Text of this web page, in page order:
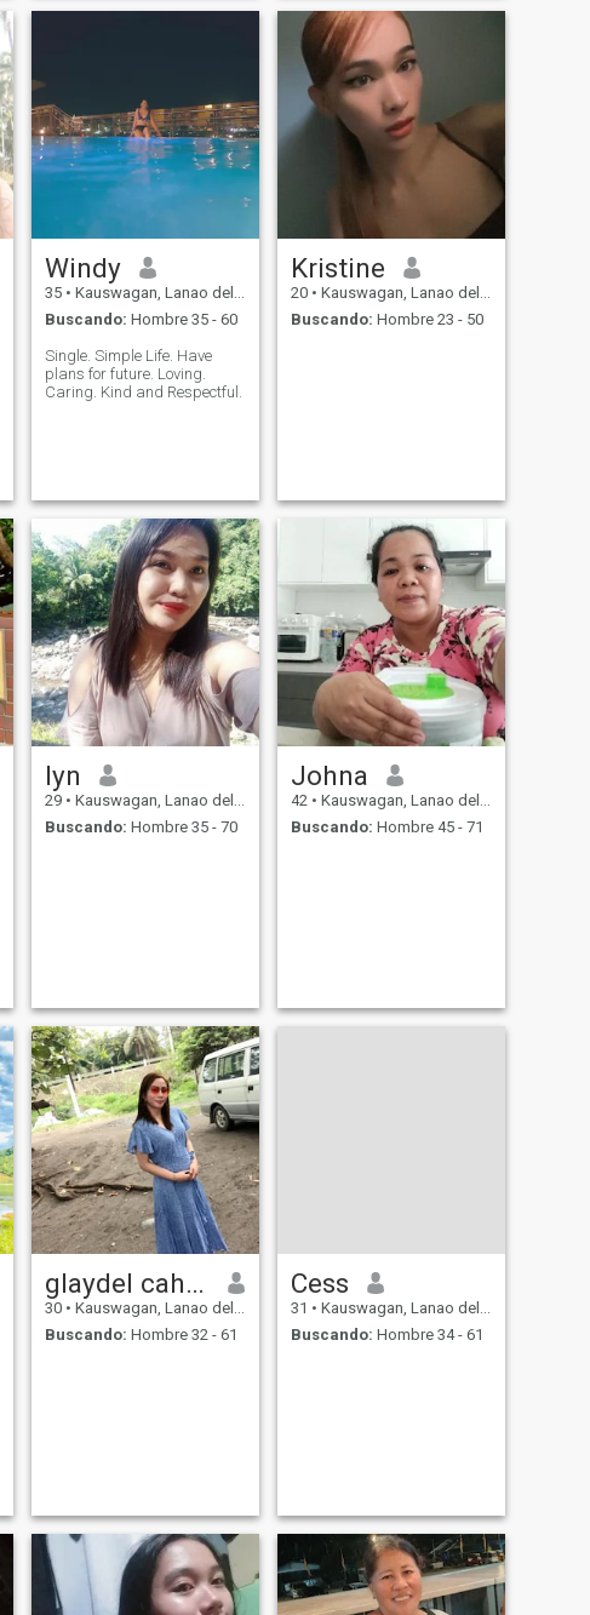
Windy
35 • Kauswagan, Lanao del Norte, Filipinas
Buscando: Hombre 35 - 60
Single. Simple Life. Have
plans for future. Loving.
Caring. Kind and Respectful.
Kristine
20 • Kauswagan, Lanao del Norte, Filipinas
Buscando: Hombre 23 - 50
lyn
29 • Kauswagan, Lanao del Norte, Filipinas
Buscando: Hombre 35 - 70
Johna
42 • Kauswagan, Lanao del Norte, Filipinas
Buscando: Hombre 45 - 71
glaydel cahoy
30 • Kauswagan, Lanao del Norte, Filipinas
Buscando: Hombre 32 - 61
Cess
31 • Kauswagan, Lanao del Norte, Filipinas
Buscando: Hombre 34 - 61